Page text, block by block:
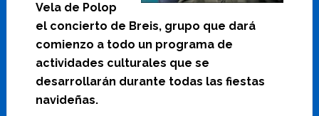
Vela de Polop
el concierto de Breis, grupo que dará
comienzo a todo un programa de
actividades culturales que se
desarrollarán durante todas las fiestas
navideñas.